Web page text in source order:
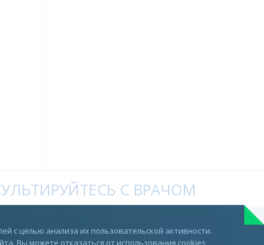
С ВРАЧОМ
с целью анализа их пользовательской активности.
Вы можете отказаться от использования cookies,